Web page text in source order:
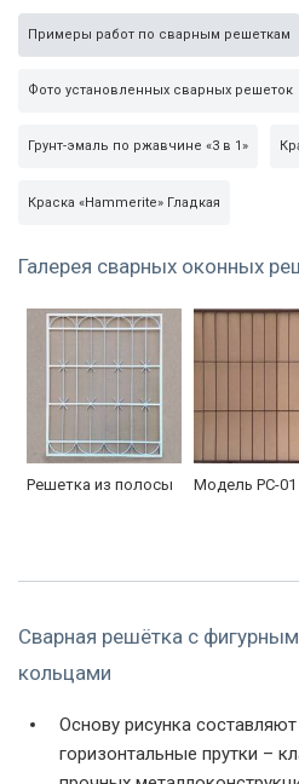
Примеры работ по сварным решеткам
Фото установленных сварных решеток
Грунт-эмаль по ржавчине «3 в 1»
Краска «Hammerite» Гладкая
Галерея сварных оконных
Решетка из полосы
цена 2268 руб.
Модель РС-01
Сварная решётка с
кольцами
Основу рисунка
горизонтальные прутки –